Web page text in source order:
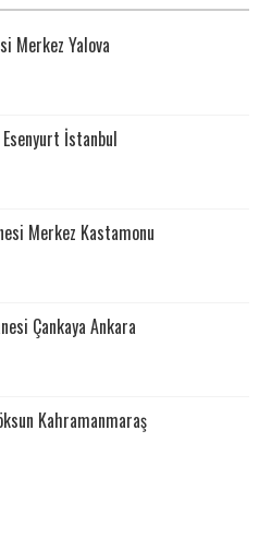
Merkez Yalova
İstanbul
Merkez Kastamonu
Çankaya Ankara
Kahramanmaraş